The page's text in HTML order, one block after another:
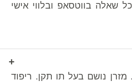
שאלה בווטסאפ ובלווי אישי
מזרן נושם בעל תו תקן. ריפוד